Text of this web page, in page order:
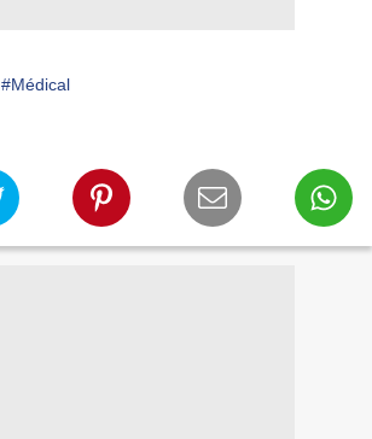
#Médical